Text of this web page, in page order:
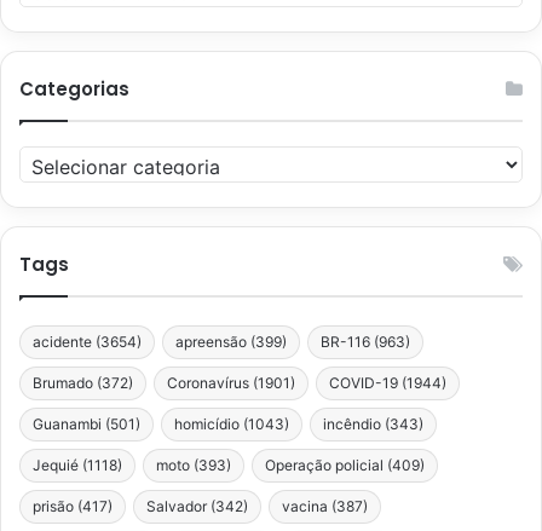
Categorias
Categorias
Tags
acidente (3654) apreensão (399) BR-116 (963)
Brumado (372) Coronavírus (1901) COVID-19 (1944)
Guanambi (501) homicídio (1043) incêndio (343)
Jequié (1118) moto (393) Operação policial (409)
prisão (417) Salvador (342) vacina (387)